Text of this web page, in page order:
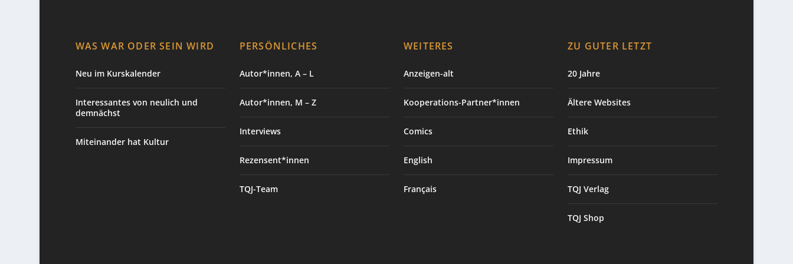
WAS WAR ODER SEIN WIRD
Neu im Kurskalender
Interessantes von neulich und
demnächst
Miteinander hat Kultur
PERSÖNLICHES
Autor*innen, A – L
Autor*innen, M – Z
Interviews
Rezensent*innen
TQJ-Team
WEITERES
Anzeigen-alt
Kooperations-Partner*innen
Comics
English
Français
ZU GUTER LETZT
20 Jahre
Ältere Websites
Ethik
Impressum
TQJ Verlag
TQJ Shop